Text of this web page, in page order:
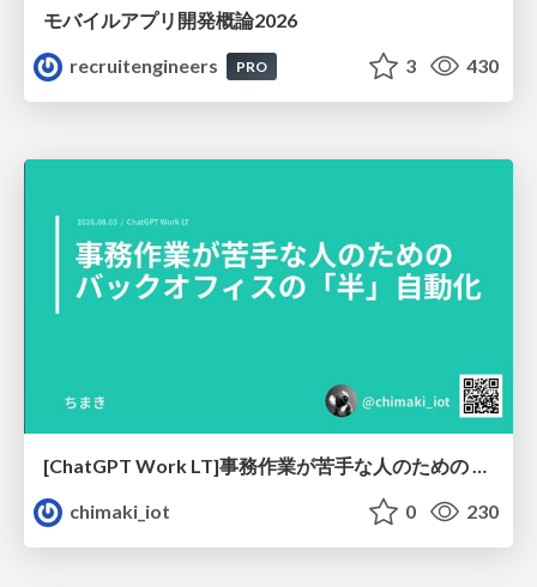
モバイルアプリ開発概論2026
recruitengineers
PRO 3 430
[ChatGPT Work LT]事務作業が苦手な人のための バックオフィスの「半」自動化
chimaki_iot
0 230